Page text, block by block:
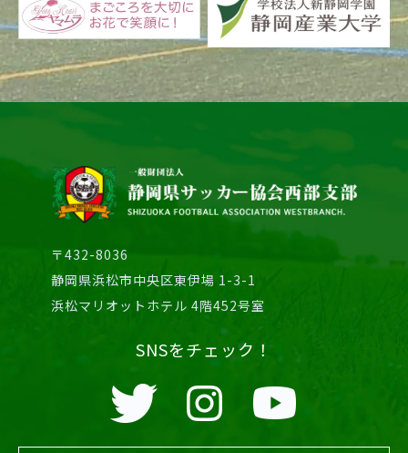
〒432-8036
静岡県浜松市中央区東伊場 1-3-1
浜松マリオットホテル 4階452号室
SNSをチェック！